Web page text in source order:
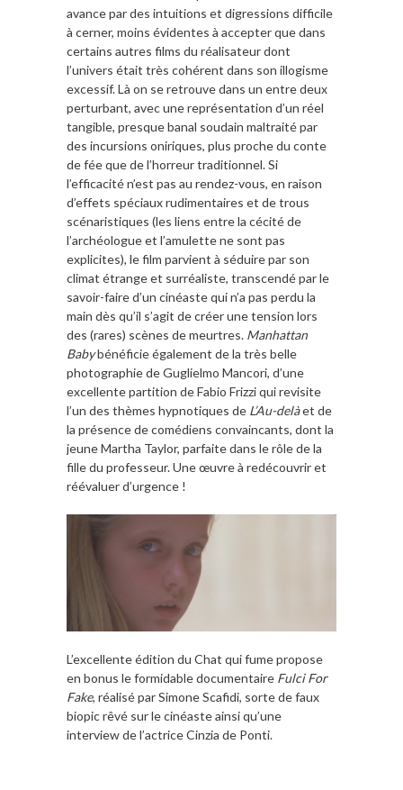
avance par des intuitions et digressions difficile
à cerner, moins évidentes à accepter que dans
certains autres films du réalisateur dont
l’univers était très cohérent dans son illogisme
excessif. Là on se retrouve dans un entre deux
perturbant, avec une représentation d’un réel
tangible, presque banal soudain maltraité par
des incursions oniriques, plus proche du conte
de fée que de l’horreur traditionnel. Si
l’efficacité n’est pas au rendez-vous, en raison
d’effets spéciaux rudimentaires et de trous
scénaristiques (les liens entre la cécité de
l’archéologue et l’amulette ne sont pas
explicites), le film parvient à séduire par son
climat étrange et surréaliste, transcendé par le
savoir-faire d’un cinéaste qui n’a pas perdu la
main dès qu’il s’agit de créer une tension lors
des (rares) scènes de meurtres. Manhattan
Babybénéficie également de la très belle
photographie de Guglielmo Mancori, d’une
excellente partition de Fabio Frizzi qui revisite
l’un des thèmes hypnotiques de L’Au-delàet de
la présence de comédiens convaincants, dont la
jeune Martha Taylor, parfaite dans le rôle de la
fille du professeur. Une œuvre à redécouvrir et
réévaluer d’urgence !
L’excellente édition du Chat qui fume propose
en bonus le formidable documentaire Fulci For
Fake, réalisé par Simone Scafidi, sorte de faux
biopic rêvé sur le cinéaste ainsi qu’une
interview de l’actrice Cinzia de Ponti.